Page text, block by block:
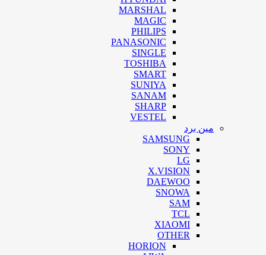
MARSHAL
MAGIC
PHILIPS
PANASONIC
SINGLE
TOSHIBA
SMART
SUNIYA
SANAM
SHARP
VESTEL
مین برد
SAMSUNG
SONY
LG
X.VISION
DAEWOO
SNOWA
SAM
TCL
XIAOMI
OTHER
HORION